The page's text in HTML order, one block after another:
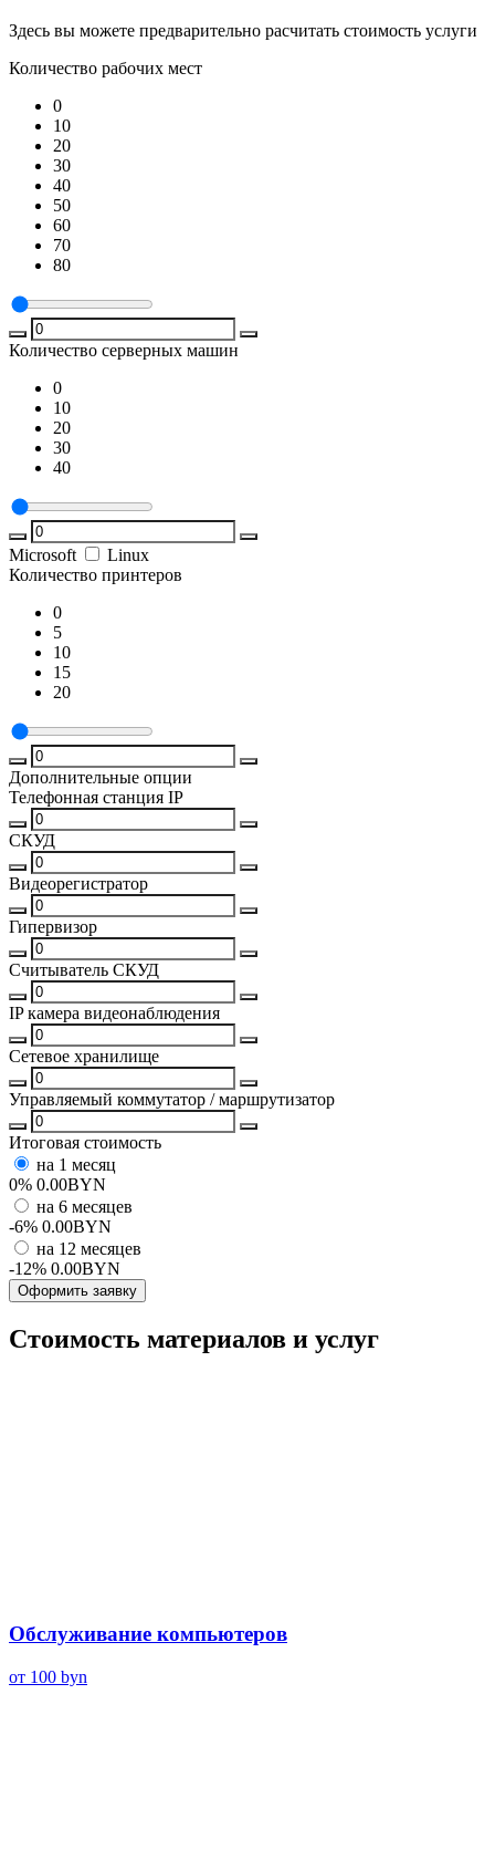
Здесь вы можете предварительно расчитать стоимость услуги
Количество рабочих мест
0
10
20
30
40
50
60
70
80
Количество серверных машин
0
10
20
30
40
Microsoft
Linux
Количество принтеров
0
5
10
15
20
Дополнительные опции
Телефонная станция IP
СКУД
Видеорегистратор
Гипервизор
Считыватель СКУД
IP камера видеонаблюдения
Сетевое хранилище
Управляемый коммутатор / маршрутизатор
Итоговая стоимость
на 1 месяц
0% 0.00BYN
на 6 месяцев
-6% 0.00BYN
на 12 месяцев
-12% 0.00BYN
Оформить заявку
Стоимость материалов и услуг
Обслуживание компьютеров
от 100 byn